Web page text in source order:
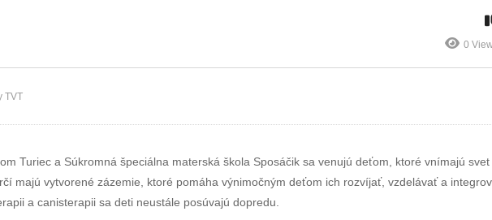
0
TVT
Turiec a Súkromná špeciálna materská škola Sposáčik sa venujú deťom, ktoré vnímajú svet
majú vytvorené zázemie, ktoré pomáha výnimočným deťom ich rozvíjať, vzdelávať a
a canisterapii sa deti neustále posúvajú dopredu.